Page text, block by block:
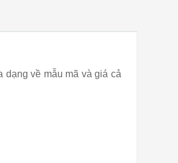
về mẫu mã và giá cả